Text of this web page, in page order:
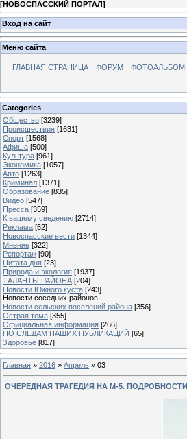
[НОВОСПАССКИЙ ПОРТАЛ]
Вход на сайт
Меню сайта
ГЛАВНАЯ СТРАНИЦА ФОРУМ ФОТОАЛЬБОМ
Categories
Общество [3239]
Происшествия [1631]
Спорт [1568]
Афиша [500]
Культура [961]
Экономика [1057]
Авто [1263]
Криминал [1371]
Образование [835]
Видео [547]
Пресса [359]
К вашему сведению [2714]
Реклама [52]
Новоспасские вести [1344]
Мнение [322]
Репортаж [90]
Цитата дня [23]
Природа и экология [1937]
ТАЛАНТЫ РАЙОНА [204]
Новости Южного куста [243]
Новости соседних районов
Новости сельских поселений района [356]
Острая тема [355]
Официальная информация [266]
ПО СЛЕДАМ НАШИХ ПУБЛИКАЦИЙ [65]
Здоровье [817]
Главная » 2016 » Апрель » 03
ОЧЕРЕДНАЯ ТРАГЕДИЯ НА М-5. ПОДРОБНОСТИ